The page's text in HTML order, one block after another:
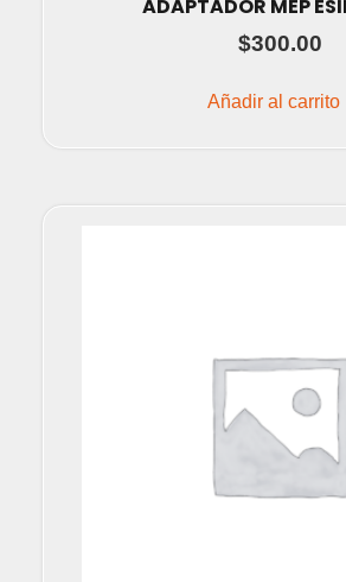
ADAPTADOR MEP
$300.00
Añadir al carrito